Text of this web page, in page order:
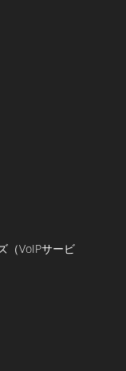
（VoIPサービ